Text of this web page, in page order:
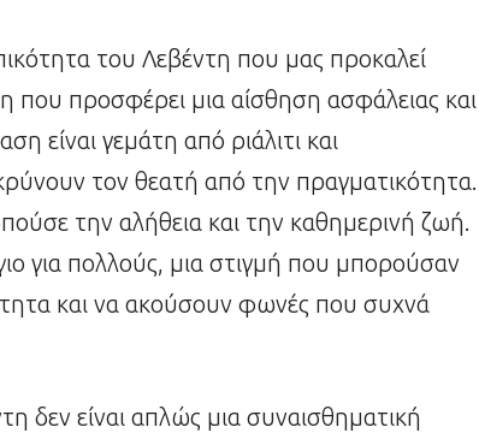
του Λεβέντη που μας προκαλεί
που προσφέρει μια αίσθηση ασφάλειας και
είναι γεμάτη από ριάλιτι και
τον θεατή από την πραγματικότητα.
την αλήθεια και την καθημερινή ζωή.
για πολλούς, μια στιγμή που μπορούσαν
και να ακούσουν φωνές που συχνά
δεν είναι απλώς μια συναισθηματική